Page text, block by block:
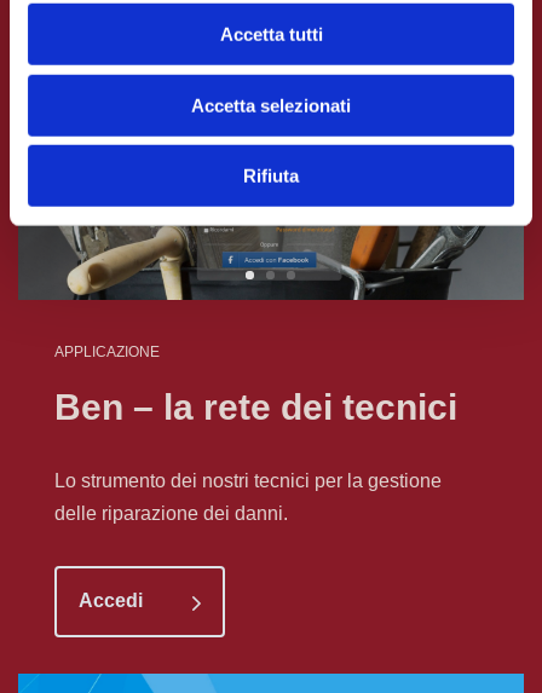
Accetta tutti
Accetta selezionati
Rifiuta
APPLICAZIONE
Ben – la rete dei tecnici
Lo strumento dei nostri tecnici per la gestione
delle riparazione dei danni.
Accedi